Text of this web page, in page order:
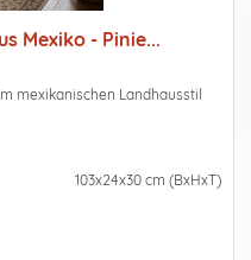
Mexiko - Pinie...
mexikanischen Landhausstil
103x24x30 cm (BxHxT)